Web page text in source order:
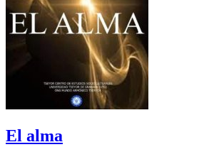
El alma